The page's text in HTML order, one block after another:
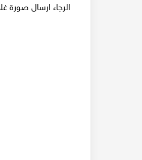
الرجاء ارسال صورة